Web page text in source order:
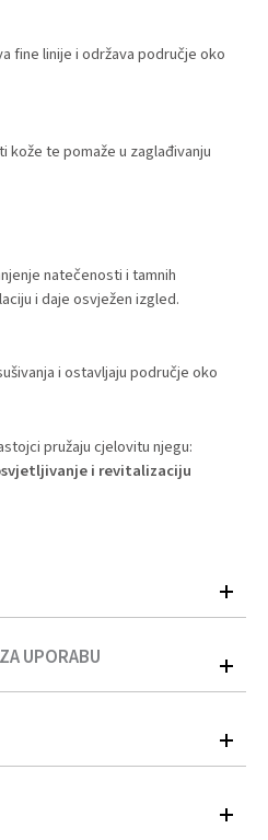
fine linije i održava područje oko
te pomaže u zaglađivanju
natečenosti i tamnih
i daje osvježen izgled.
i ostavljaju područje oko
pružaju cjelovitu njegu:
i revitalizaciju
Acid),Hyaluronic Acid
Sodium
Collagen),Caffeine(Caffeine),
UPORABU
pomoću
Lagano klizite kuglicom od